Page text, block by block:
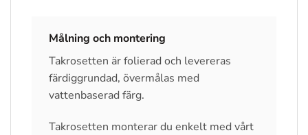
Målning och montering
Takrosetten är folierad och levereras
färdiggrundad, övermålas med
vattenbaserad färg.
Takrosetten monterar du enkelt med vårt